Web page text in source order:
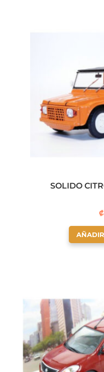
SOLIDO
₡